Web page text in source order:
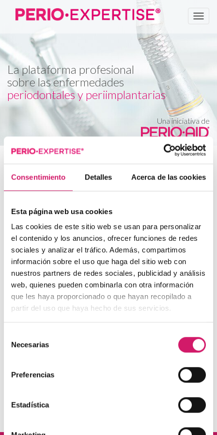
Consentimiento Detalles Acerca de las cookies
Esta página web usa cookies
Las cookies de este sitio web se usan para personalizar
el contenido y los anuncios, ofrecer funciones de redes
sociales y analizar el tráfico. Además, compartimos
información sobre el uso que haga del sitio web con
nuestros partners de redes sociales, publicidad y análisis
web, quienes pueden combinarla con otra información
que les haya proporcionado o que hayan recopilado a
partir del uso que haya hecho de sus servicios.
Necesarias
Preferencias
Estadística
La plataforma profesional
sobre las enfermedades
periodontales y periimplantarias
Una iniciativa de
Inicio>Casos clínicos>
>
Tratamiento de gingivitis inducida por biofilm dental en un
paciente portador de ortodoncia.
Tratamiento de gingivitis
inducida por biofilm dental en
un paciente portador de
ortodoncia.